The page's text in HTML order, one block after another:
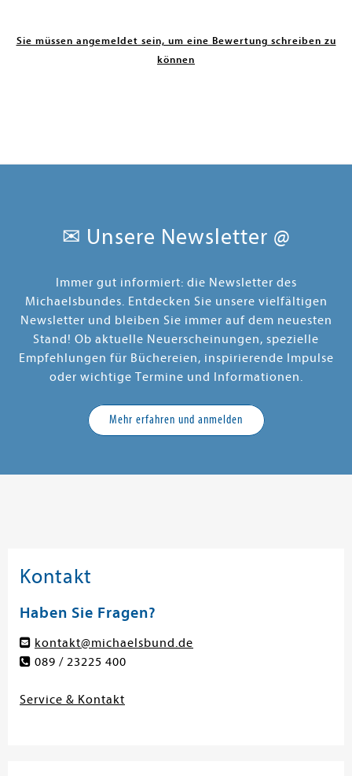
Sie müssen angemeldet sein, um eine Bewertung schreiben zu
können
✉ Unsere Newsletter @
Immer gut informiert: die Newsletter des
Michaelsbundes. Entdecken Sie unsere vielfältigen
Newsletter und bleiben Sie immer auf dem neuesten
Stand! Ob aktuelle Neuerscheinungen, spezielle
Empfehlungen für Büchereien, inspirierende Impulse
oder wichtige Termine und Informationen.
Mehr erfahren und anmelden
Kontakt
Haben Sie Fragen?
kontakt@michaelsbund.de
089 / 23225 400
Service & Kontakt